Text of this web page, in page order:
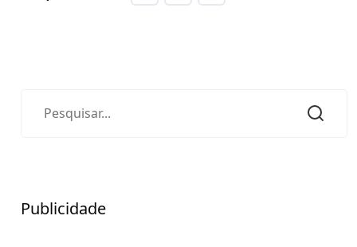
Publicidade